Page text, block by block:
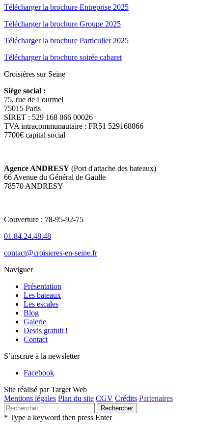
Télécharger la brochure Entreprise 2025
Télécharger la brochure Groupe 2025
Télécharger la brochure Particulier 2025
Télécharger la brochure soirée cabaret
Croisières sur Seine
Siège social :
75, rue de Lourmel
75015 Paris
SIRET : 529 168 866 00026
TVA intracommunautaire : FR51 529168866
7700€ capital social
Agence ANDRESY (Port d'attache des bateaux)
66 Avenue du Général de Gaulle
78570 ANDRESY
Couverture : 78-95-92-75
01.84.24.48.48
contact@croisieres-en-seine.fr
Naviguer
Présentation
Les bateaux
Les escales
Blog
Galerie
Devis gratuit !
Contact
S’inscrire à la newsletter
Facebook
Site réalisé par Target Web
Mentions légales Plan du site CGV Crédits Partenaires
Rechercher :
* Type a keyword then press Enter